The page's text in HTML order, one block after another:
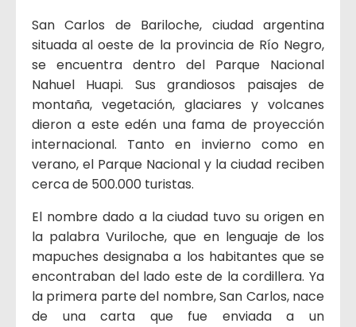
San Carlos de Bariloche, ciudad argentina
situada al oeste de la provincia de Río Negro,
se encuentra dentro del Parque Nacional
Nahuel Huapi. Sus grandiosos paisajes de
montaña, vegetación, glaciares y volcanes
dieron a este edén una fama de proyección
internacional. Tanto en invierno como en
verano, el Parque Nacional y la ciudad reciben
cerca de 500.000 turistas.
El nombre dado a la ciudad tuvo su origen en
la palabra Vuriloche, que en lenguaje de los
mapuches designaba a los habitantes que se
encontraban del lado este de la cordillera. Ya
la primera parte del nombre, San Carlos, nace
de una carta que fue enviada a un